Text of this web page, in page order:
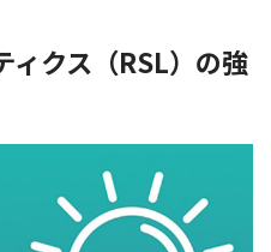
ィクス（RSL）の強